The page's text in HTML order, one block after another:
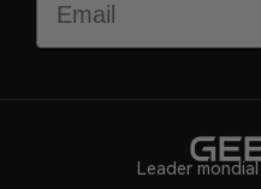
Leader